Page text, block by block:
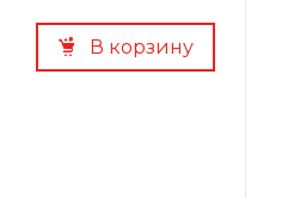
В корзину